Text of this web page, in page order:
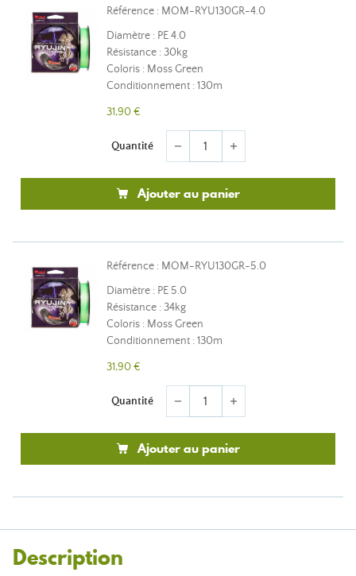
Référence : MOM-RYU130GR-4.0
Diamètre : PE 4.0
Résistance : 30kg
Coloris : Moss Green
Conditionnement : 130m
31,90 €
Quantité remove add
Ajouter au panier
Référence : MOM-RYU130GR-5.0
Diamètre : PE 5.0
Résistance : 34kg
Coloris : Moss Green
Conditionnement : 130m
31,90 €
Quantité remove add
Ajouter au panier
Description